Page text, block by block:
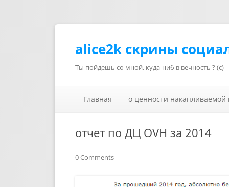
alice2k скрины
Ты пойдешь со мной, куда-ниб в вечность ? (с)
Главная
о ценности
отчет по ДЦ OVH за 2014
0 Comments